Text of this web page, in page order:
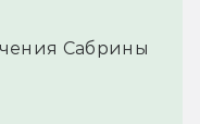
Сабрины